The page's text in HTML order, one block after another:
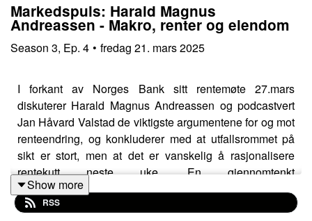
Markedspuls: Harald Magnus
Andreassen - Makro, renter og eiendom
Season 3, Ep. 4 • fredag 21. mars 2025
I forkant av Norges Bank sitt rentemøte 27.mars
diskuterer Harald Magnus Andreassen og podcastvert
Jan Håvard Valstad de viktigste argumentene for og mot
renteendring, og konkluderer med at utfallsrommet på
sikt er stort, men at det er vanskelig å rasjonalisere
rentekutt neste uke. En gjennomtenkt
rentesikringsstrategi er derimot obligatorisk, og for de
som skal handle næringseiendom kan dagens prisbilde
Show more
RSS